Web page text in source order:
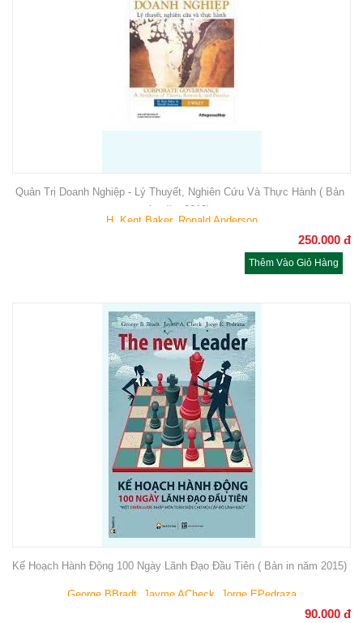
Quản Trị Doanh Nghiệp - Lý Thuyết, Nghiên Cứu Và Thực Hành ( Bản
in năm 2012)
H. Kent Baker, Ronald Anderson
250.000 đ
Thêm Vào Giỏ Hàng
Kế Hoạch Hành Động 100 Ngày Lãnh Đạo Đầu Tiên ( Bản in năm 2015)
George BBradt, Jayme ACheck, Jorge EPedraza
90.000 đ